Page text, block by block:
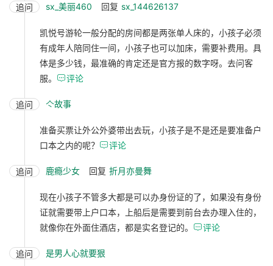
追问 sx_美丽460 回复 sx_144626137
凯悦号游轮一般分配的房间都是两张单人床的，小孩子必须
有成年人陪同住一间，小孩子也可以加床，需要补费用。具
体是多少钱，最准确的肯定还是官方报的数字呀。去问客
服。 评论
追问 亽故事
准备买票让外公外婆带出去玩，小孩子是不是还是要准备户
口本之内的呢？ 评论
追问 鹿瘾少女 回复 折月亦曼舞
现在小孩子不管多大都是可以办身份证的了，如果没有身份
证就需要带上户口本，上船后是需要到前台去办理入住的，
就像你在外面住酒店，都是实名登记的。 评论
追问 是男人心就要狠